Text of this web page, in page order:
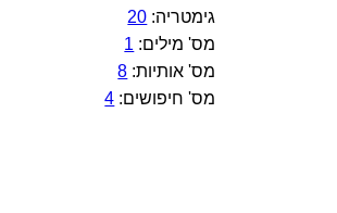
גימטריה: 20
מס' מילים: 1
מס' אותיות: 8
מס' חיפושים: 4